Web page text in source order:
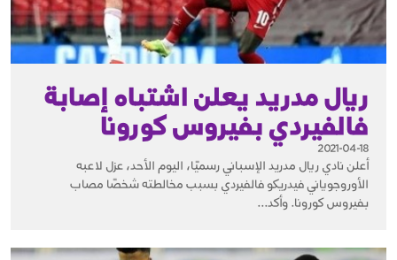
ريال مدريد يعلن اشتباه إصابة
فالفيردي بفيروس كورونا
2021-04-18
أعلن نادي ريال مدريد الإسباني رسميًا، اليوم الأحد، عزل لاعبه
الأوروجوياني فيدريكو فالفيردي بسبب مخالطته شخصًا مصاب
بفيروس كورونا. وأكد...